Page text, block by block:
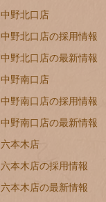
中野北口店
中野北口店の採用情報
中野北口店の最新情報
中野南口店
中野南口店の採用情報
中野南口店の最新情報
六本木店
六本木店の採用情報
六本木店の最新情報